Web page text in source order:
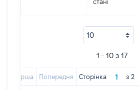
стані
1 - 10 з 17
Перша Попередня Сторінка з 2